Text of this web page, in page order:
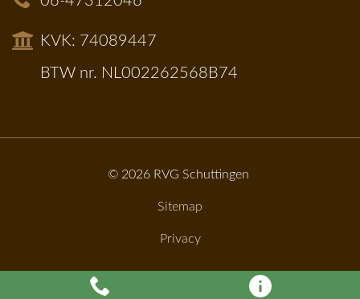
KVK: 74089447
BTW nr. NL002262568B74
© 2026 RVG Schuttingen
Sitemap
Privacy